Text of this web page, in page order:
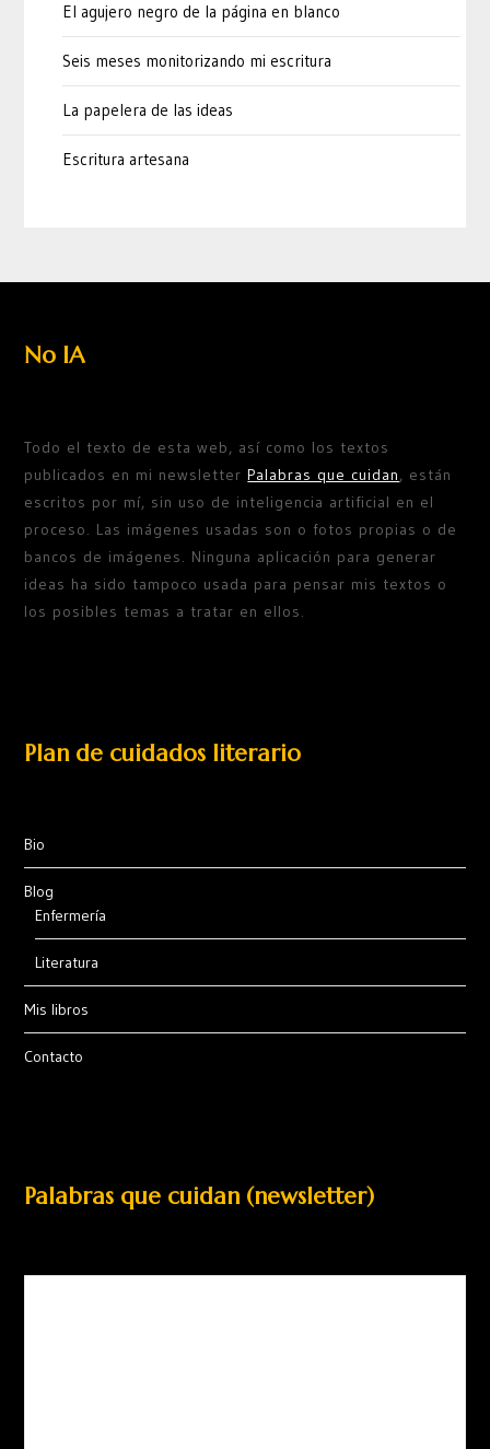
El agujero negro de la página en blanco
Seis meses monitorizando mi escritura
La papelera de las ideas
Escritura artesana
No IA
Todo el texto de esta web, así como los textos
publicados en mi newsletterPalabras que cuidan, están
escritos por mí, sin uso de inteligencia artificial en el
proceso. Las imágenes usadas son o fotos propias o de
bancos de imágenes. Ninguna aplicación para generar
ideas ha sido tampoco usada para pensar mis textos o
los posibles temas a tratar en ellos.
Plan de cuidados literario
Bio
Blog
Enfermería
Literatura
Mis libros
Contacto
Palabras que cuidan (newsletter)